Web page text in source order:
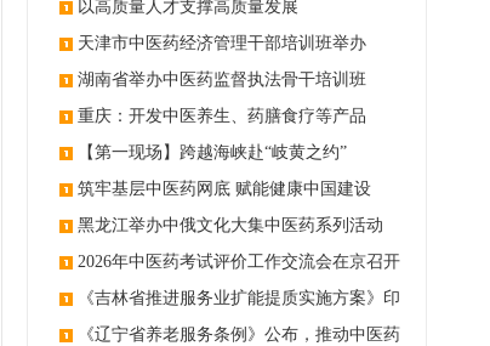
以高质量人才支撑高质量发展
天津市中医药经济管理干部培训班举办
湖南省举办中医药监督执法骨干培训班
重庆：开发中医养生、药膳食疗等产品
【第一现场】跨越海峡赴“岐黄之约”
筑牢基层中医药网底 赋能健康中国建设
黑龙江举办中俄文化大集中医药系列活动
2026年中医药考试评价工作交流会在京召开
《吉林省推进服务业扩能提质实施方案》印
发：创建中医类国家医学中心
《辽宁省养老服务条例》公布，推动中医药